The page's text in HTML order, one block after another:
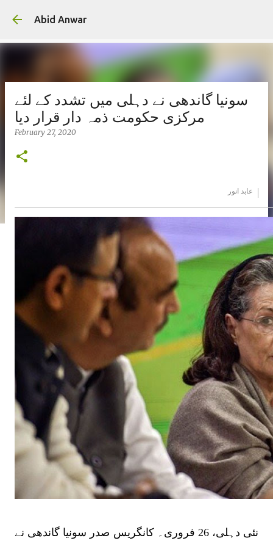
Abid Anwar
سونیا گاندھی نے دہلی میں تشدد کے لئے
مرکزی حکومت ذمہ دار قرار دیا
February 27, 2020
عابد انور
نئی دہلی، 26 فروری۔ کانگریس صدر سونیا گاندھی نے